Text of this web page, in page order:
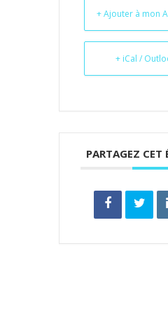
+ Ajouter à mon
+ iCal /
PARTAGEZ CET